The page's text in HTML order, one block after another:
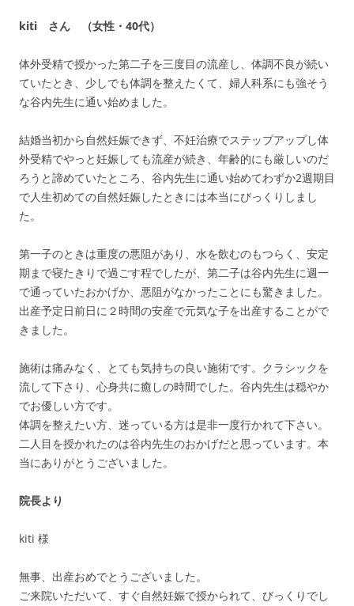
kiti さん （女性・40代）
体外受精で授かった第二子を三度目の流産し、体調不良が続い
ていたとき、少しでも体調を整えたくて、婦人科系にも強そう
な谷内先生に通い始めました。
結婚当初から自然妊娠できず、不妊治療でステップアップし体
外受精でやっと妊娠しても流産が続き、年齢的にも厳しいのだ
ろうと諦めていたところ、谷内先生に通い始めてわずか2週期目
で人生初めての自然妊娠したときには本当にびっくりしまし
た。
第一子のときは重度の悪阻があり、水を飲むのもつらく、安定
期まで寝たきりで過ごす程でしたが、第二子は谷内先生に週一
で通っていたおかげか、悪阻がなかったことにも驚きました。
出産予定日前日に２時間の安産で元気な子を出産することがで
きました。
施術は痛みなく、とても気持ちの良い施術です。クラシックを
流して下さり、心身共に癒しの時間でした。谷内先生は穏やか
でお優しい方です。
体調を整えたい方、迷っている方は是非一度行かれて下さい。
二人目を授かれたのは谷内先生のおかげだと思っています。本
当にありがとうございました。
院長より
kiti 様
無事、出産おめでとうございました。
ご来院いただいて、すぐ自然妊娠で授かられて、びっくりでし